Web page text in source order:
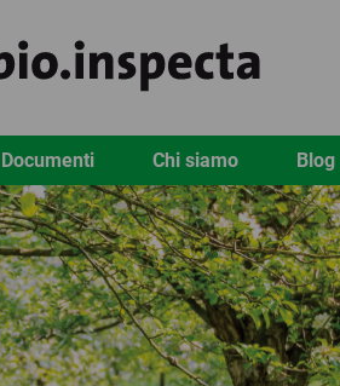
Documenti Chi siamo Blog